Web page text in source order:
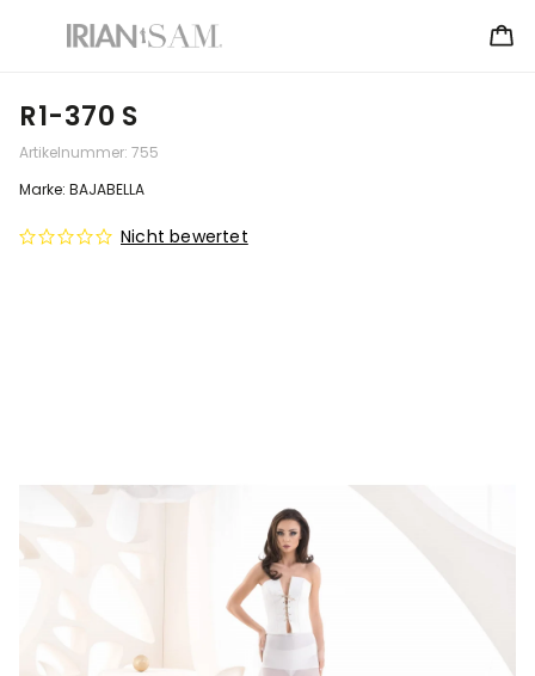
R1-370 S
Artikelnummer: 755
Nicht bewertet
Marke: BAJABELLA